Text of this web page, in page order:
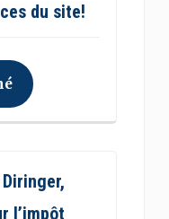
du site!
l’impôt